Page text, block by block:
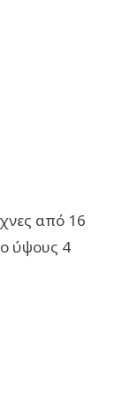
από 16
ύψους 4